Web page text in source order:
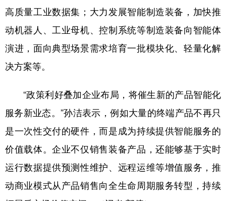
高质量工业数据集；大力发展智能制造装备，加快推
动机器人、工业母机、控制系统等制造装备向智能体
演进，面向典型场景需求培育一批模块化、轻量化解
决方案等。
“政策利好叠加企业布局，将催生新的产品智能化
服务新业态。”孙洁表示，例如大量的终端产品不再只
是一次性交付的硬件，而是成为持续提供智能服务的
价值载体。企业不仅销售装备产品，还能够基于实时
运行数据提供预测性维护、远程运维等增值服务，推
动商业模式从产品销售向全生命周期服务转型，持续